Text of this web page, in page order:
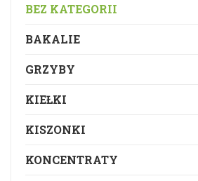
BEZ KATEGORII
BAKALIE
GRZYBY
KIEŁKI
KISZONKI
KONCENTRATY